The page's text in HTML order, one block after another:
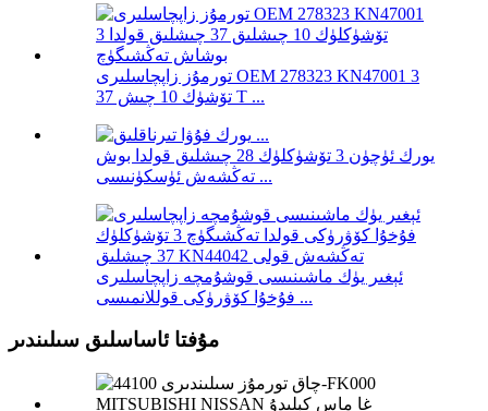
تورمۇز زاپچاسلىرى OEM 278323 KN47001 3
تۆشۈك 10 چىش 37 T ...
يورك ئۈچۈن 3 تۆشۈكلۈك 28 چىشلىق قولدا بوش
تەڭشەش ئۈسكۈنىسى ...
ئېغىر يۈك ماشىنىسى قوشۇمچە زاپچاسلىرى
فۇخۇا كۆۋرۈكى قوللانمىسى ...
مۇفتا ئاساسلىق سىلىندىر